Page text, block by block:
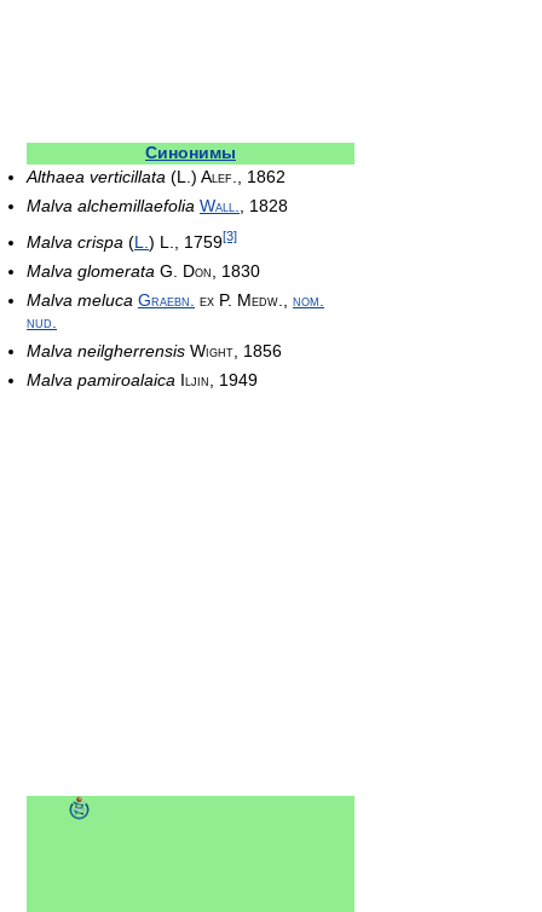
Синонимы
Althaea verticillata (L.) Alef., 1862
Malva alchemillaefolia Wall., 1828
Malva crispa (L. ) L., 1759[3]
Malva glomerata G. Don, 1830
Malva meluca Graebn. ex P. Medw., nom.
nud.
Malva neilgherrensis Wight, 1856
Malva pamiroalaica Iljin, 1949